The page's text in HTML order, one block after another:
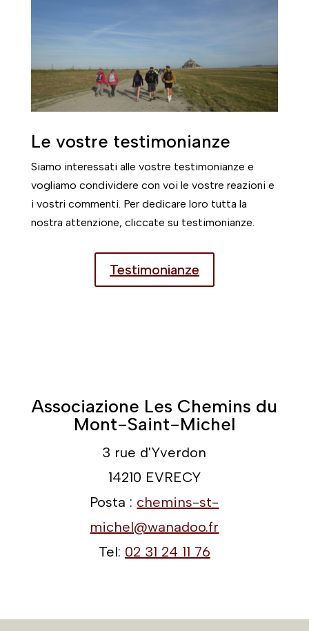
Le vostre testimonianze
Siamo interessati alle vostre testimonianze e
vogliamo condividere con voi le vostre reazioni e
i vostri commenti. Per dedicare loro tutta la
nostra attenzione, cliccate su testimonianze.
Testimonianze
Associazione Les Chemins du
Mont-Saint-Michel
3 rue d'Yverdon
14210 EVRECY
Posta : chemins-st-
michel@wanadoo.fr
Tel: 02 31 24 11 76